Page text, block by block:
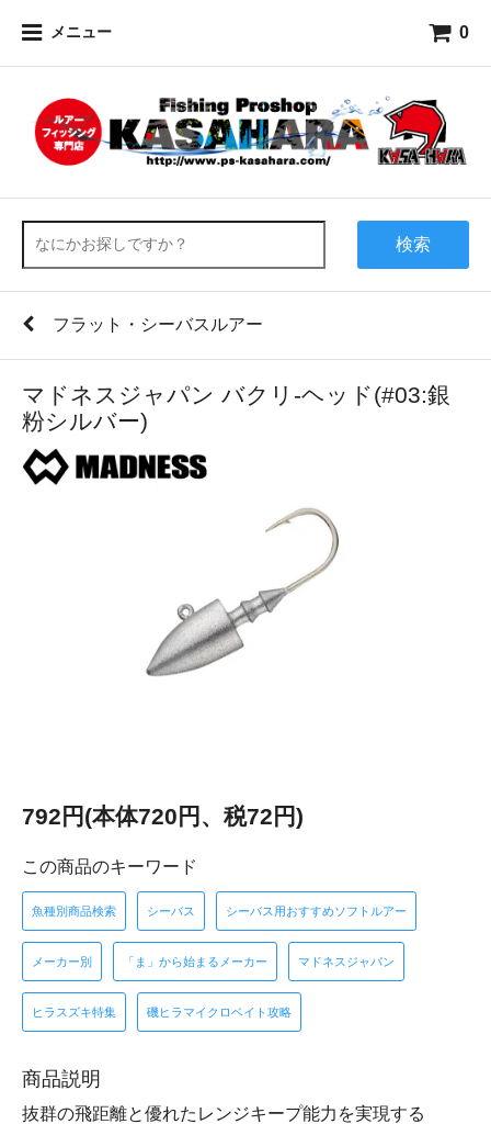
メニュー 0
検索
フラット・シーバスルアー
マドネスジャパン バクリ-ヘッド(#03:銀
粉シルバー)
792円(本体720円、税72円)
この商品のキーワード
魚種別商品検索 シーバス シーバス用おすすめソフトルアー
メーカー別 「ま」から始まるメーカー マドネスジャパン
ヒラスズキ特集 磯ヒラマイクロベイト攻略
商品説明
抜群の飛距離と優れたレンジキープ能力を実現する